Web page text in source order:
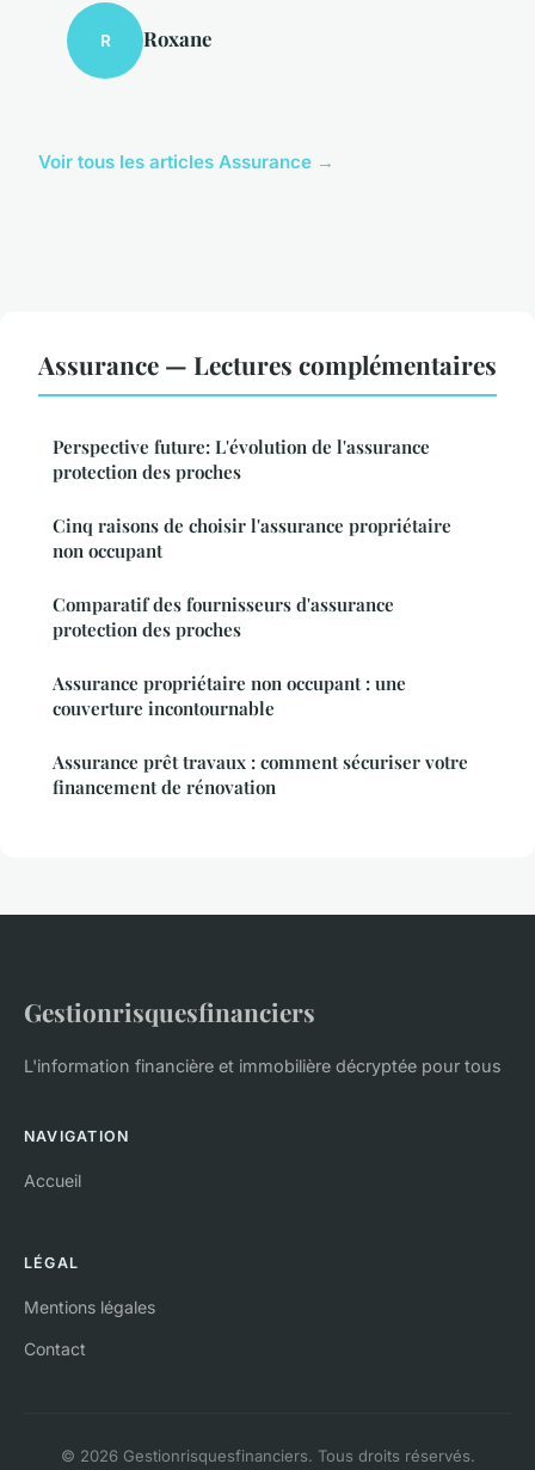
R Roxane
Voir tous les articles Assurance →
Assurance — Lectures complémentaires
Perspective future: L'évolution de l'assurance
protection des proches
Cinq raisons de choisir l'assurance propriétaire
non occupant
Comparatif des fournisseurs d'assurance
protection des proches
Assurance propriétaire non occupant : une
couverture incontournable
Assurance prêt travaux : comment sécuriser votre
financement de rénovation
Gestionrisquesfinanciers
L'information financière et immobilière décryptée pour tous
NAVIGATION
Accueil
LÉGAL
Mentions légales
Contact
© 2026 Gestionrisquesfinanciers. Tous droits réservés.